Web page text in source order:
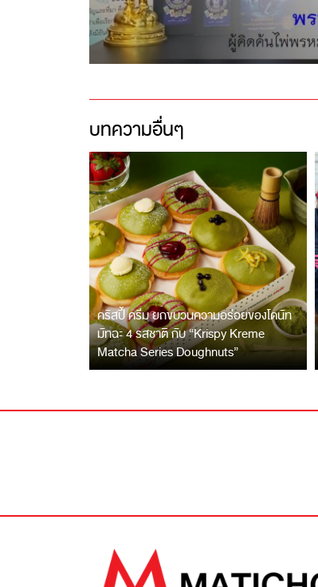
บทความอื่นๆ
คริสปี้ ครีม ยกขบวนความอร่อยของโดนัท
มัทฉะ 4 รสชาติ กับ “Krispy Kreme
Matcha Series Doughnuts”